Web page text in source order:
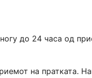
до 24 часа од
на пратката.